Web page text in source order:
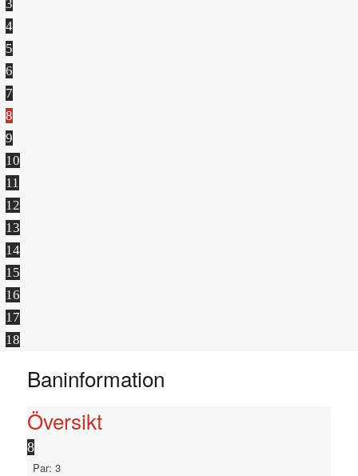
3
4
5
6
7
8
9
10
11
12
13
14
15
16
17
18
Baninformation
Översikt
8
Par: 3